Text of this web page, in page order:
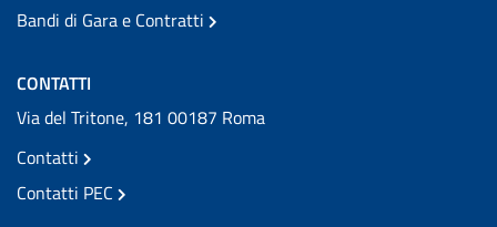
Bandi di Gara e Contratti
CONTATTI
Via del Tritone, 181 00187 Roma
Contatti
Contatti PEC